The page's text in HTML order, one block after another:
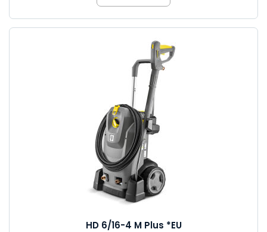
HD 6/16-4 M Plus *EU